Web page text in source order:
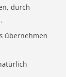
durch
übernehmen